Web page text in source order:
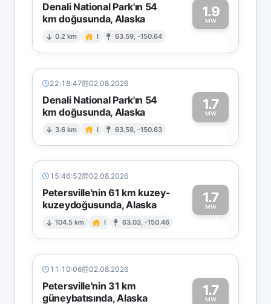
Denali National Park'ın 54
km doğusunda, Alaska
0.2 km I 63.59, -150.64
1.9
MW1
22:18:47 02.08.2026
Denali National Park'ın 54
km doğusunda, Alaska
3.6 km I 63.58, -150.63
1.7
MW1
15:46:52 02.08.2026
Petersville'nin 61 km kuzey-
kuzeydoğusunda, Alaska
104.5 km I 63.03, -150.46
1.7
MW1
11:10:06 02.08.2026
Petersville'nin 31 km
güneybatısında, Alaska
1.7
MW